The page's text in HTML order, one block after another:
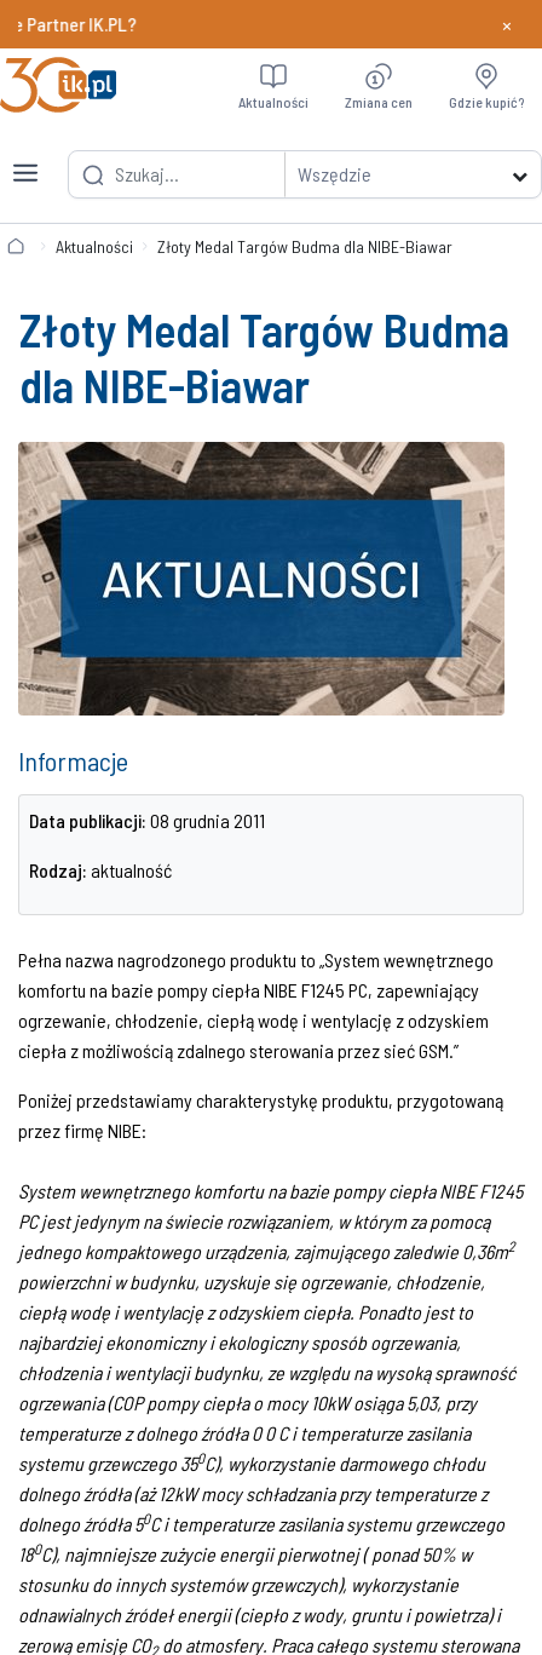
Partner IK.PL? Dowiedz
×
Wszędzie
Aktualności Zmiana cen Gdzie kupić?
Aktualności Złoty Medal Targów Budma dla NIBE-Biawar
Złoty Medal Targów Budma
dla NIBE-Biawar
Informacje
Data publikacji: 08 grudnia 2011
Rodzaj: aktualność
Pełna nazwa nagrodzonego produktu to „System wewnętrznego
komfortu na bazie pompy ciepła NIBE F1245 PC, zapewniający
ogrzewanie, chłodzenie, ciepłą wodę i wentylację z odzyskiem
ciepła z możliwością zdalnego sterowania przez sieć GSM.”
Poniżej przedstawiamy charakterystykę produktu, przygotowaną
przez firmę NIBE:
System wewnętrznego komfortu na bazie pompy ciepła NIBE F1245
PC jest jedynym na świecie rozwiązaniem, w którym za pomocą
jednego kompaktowego urządzenia, zajmującego zaledwie 0,36m2
powierzchni w budynku, uzyskuje się ogrzewanie, chłodzenie,
ciepłą wodę i wentylację z odzyskiem ciepła. Ponadto jest to
najbardziej ekonomiczny i ekologiczny sposób ogrzewania,
chłodzenia i wentylacji budynku, ze względu na wysoką sprawność
ogrzewania (COP pompy ciepła o mocy 10kW osiąga 5,03, przy
temperaturze z dolnego źródła 0 0 C i temperaturze zasilania
systemu grzewczego 350C), wykorzystanie darmowego chłodu
dolnego źródła (aż 12kW mocy schładzania przy temperaturze z
dolnego źródła 50C i temperaturze zasilania systemu grzewczego
180C), najmniejsze zużycie energii pierwotnej ( ponad 50% w
stosunku do innych systemów grzewczych), wykorzystanie
odnawialnych źródeł energii (ciepło z wody, gruntu i powietrza) i
zerową emisję CO2do atmosfery. Praca całego systemu sterowana